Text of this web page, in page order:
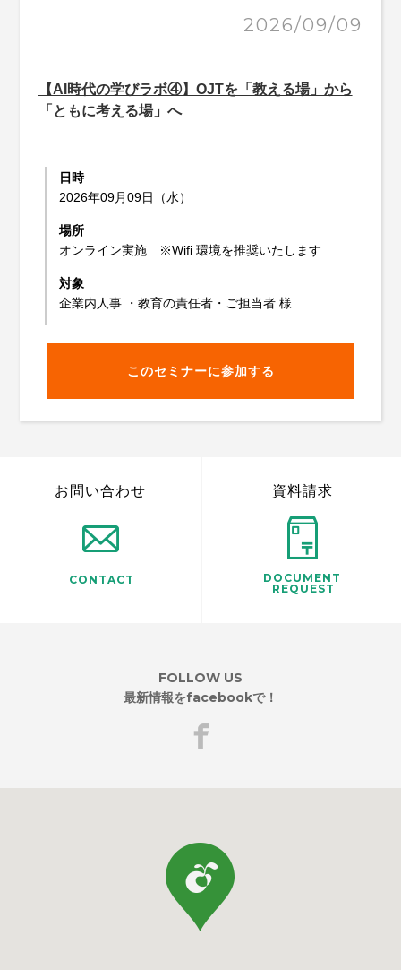
2026/09/09
【AI時代の学びラボ④】OJTを「教える場」から
「ともに考える場」へ
日時
2026年09月09日（水）
場所
オンライン実施 ※Wifi 環境を推奨いたします
対象
企業内人事 ・教育の責任者・ご担当者 様
このセミナーに参加する
CONTACT
お問い合わせ
DOCUMENT
REQUEST
資料請求
FOLLOW US
最新情報をfacebookで！